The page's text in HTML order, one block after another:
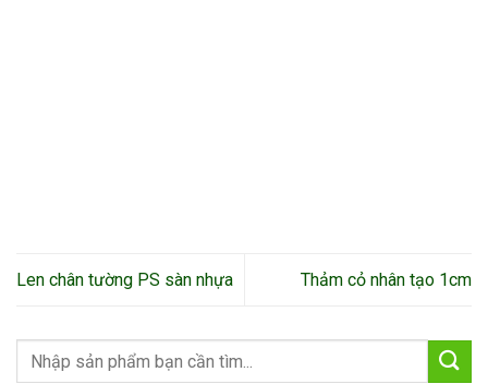
Len chân tường PS sàn nhựa Thảm cỏ nhân tạo 1cm